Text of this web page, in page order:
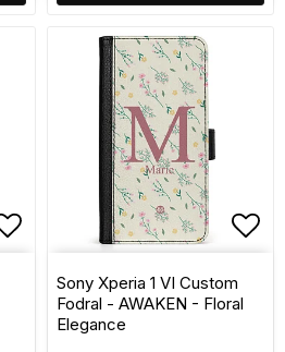
Lägg till i favoritlistan
Sony Xperia 1 VI Custom
Fodral - AWAKEN - Floral
Elegance